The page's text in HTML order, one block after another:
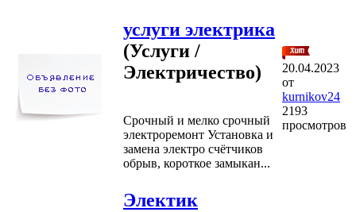
услуги электрика
(Услуги /
Электричество)
Срочный и мелко срочный
электроремонт Установка и
замена электро счётчиков
обрыв, короткое замыкан...
20.04.2023
от
kurnikov24
2193
просмотров
Электик